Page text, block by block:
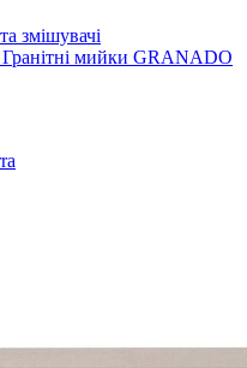
змішувачі
Гранітні мийки GRANADO